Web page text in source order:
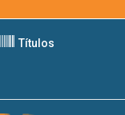
Títulos